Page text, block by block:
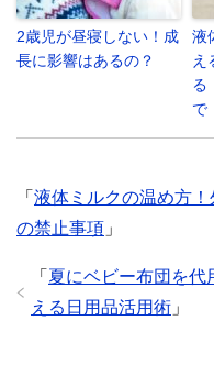
2歳児が昼寝しない！成
長に影響はあるの？
液
え
る
で
「 液体ミルクの温め方
の禁止事項 」
「 夏にベビー布団を代
える日用品活用術 」